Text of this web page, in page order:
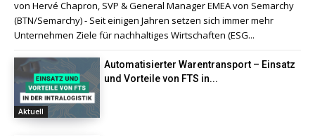
von Hervé Chapron, SVP & General Manager EMEA von Semarchy
(BTN/Semarchy) - Seit einigen Jahren setzen sich immer mehr
Unternehmen Ziele für nachhaltiges Wirtschaften (ESG...
Aktuell
Automatisierter Warentransport – Einsatz
und Vorteile von FTS in...